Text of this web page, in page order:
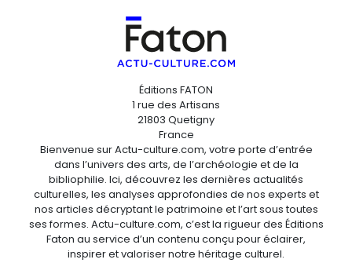
Éditions FATON
1 rue des Artisans
21803 Quetigny
France
Bienvenue sur Actu-culture.com, votre porte d’entrée
dans l’univers des arts, de l’archéologie et de la
bibliophilie. Ici, découvrez les dernières actualités
culturelles, les analyses approfondies de nos experts et
nos articles décryptant le patrimoine et l’art sous toutes
ses formes. Actu-culture.com, c’est la rigueur des Éditions
Faton au service d’un contenu conçu pour éclairer,
inspirer et valoriser notre héritage culturel.